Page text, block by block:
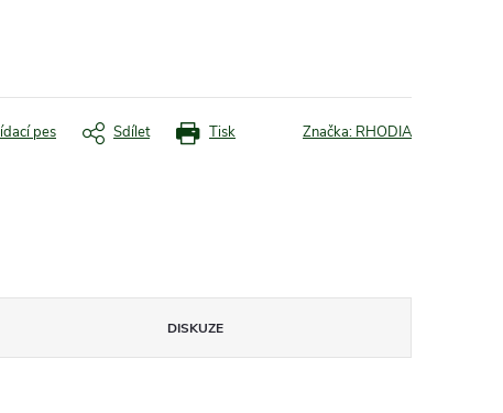
Tisk
pes Sdílet Značka: RHODIA
DISKUZE